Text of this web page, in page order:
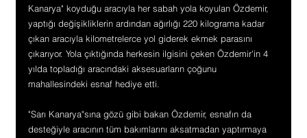
Kanarya" koyduğu aracıyla her sabah yola koyulan Özdemir,
yaptığı değişikliklerin ardından ağırlığı 220 kilograma kadar
çıkan aracıyla kilometrelerce yol giderek ekmek parasını
çıkarıyor. Yola çıktığında herkesin ilgisini çeken Özdemir'in 4
yılda topladığı aracındaki aksesuarların çoğunu
mahallesindeki esnaf hediye etti.
"Sarı Kanarya"sına gözü gibi bakan Özdemir, esnafın da
desteğiyle aracının tüm bakımlarını aksatmadan yaptırmaya